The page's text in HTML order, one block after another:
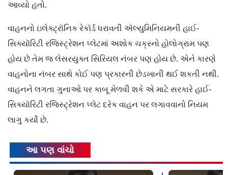
આવ્યો હતો.
વાહનનો ઇલેક્ટ્રૉનિક રેકૉર્ડ ધરાવતી ઍલ્યુમિનિયમની હાઈ-
સિક્યૉરિટી રજિસ્ટ્રેશન પ્લેટમાં અશોક ચક્રનો હોલોગ્રામ પણ
હોય છે તેમ જ લેસરયુક્ત સિરિયલ નંબર પણ હોય છે. એને કારણે
વાહનોના નંબર સાથે કોઈ પણ પ્રકારની છેડખાની થઈ શકતી નથી.
વાહનને લગતા ગુનાઓ પર કાબૂ મેળવી શકે એ માટે સરકારે હાઈ-
સિક્યૉરિટી રજિસ્ટ્રેશન પ્લેટ દરેક વાહન પર લગાવવાનો નિયમ
લાગુ કર્યો છે.
આ પણ વાંચો